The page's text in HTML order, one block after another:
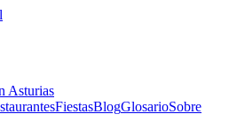
Asturias
FiestasBlogGlosarioSobre